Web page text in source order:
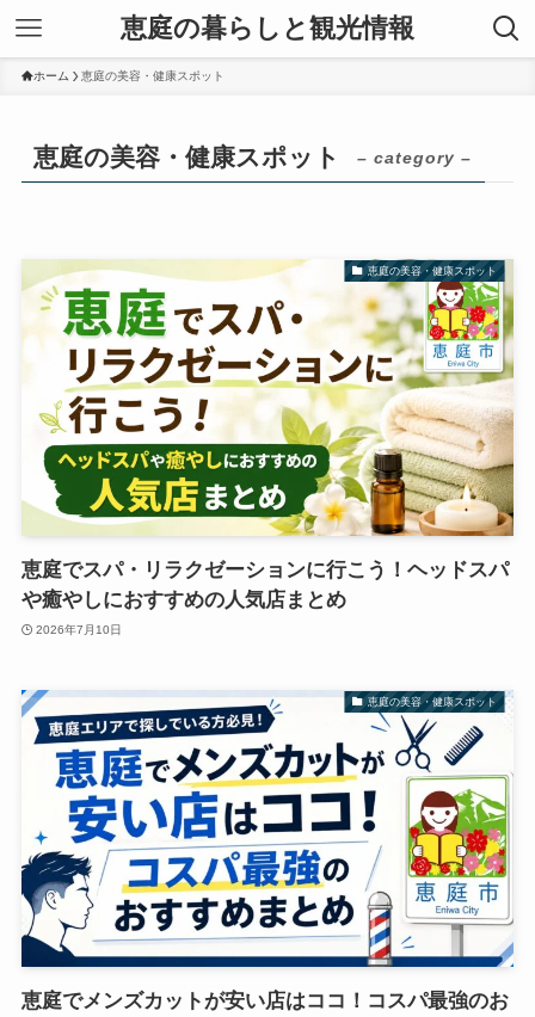
恵庭の暮らしと観光情報
ホーム 恵庭の美容・健康スポット
恵庭の美容・健康スポット – category –
恵庭の美容・健康スポット
恵庭でスパ・リラクゼーションに行こう！ヘッドスパ
や癒やしにおすすめの人気店まとめ
2026年7月10日
恵庭の美容・健康スポット
恵庭でメンズカットが安い店はココ！コスパ最強のお